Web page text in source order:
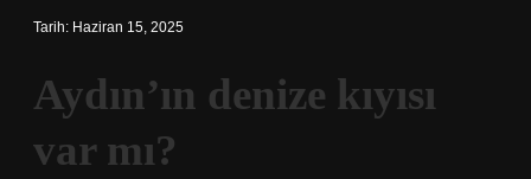
Tarih: Haziran 15, 2025
Aydın’ın denize kıyısı
var mı?